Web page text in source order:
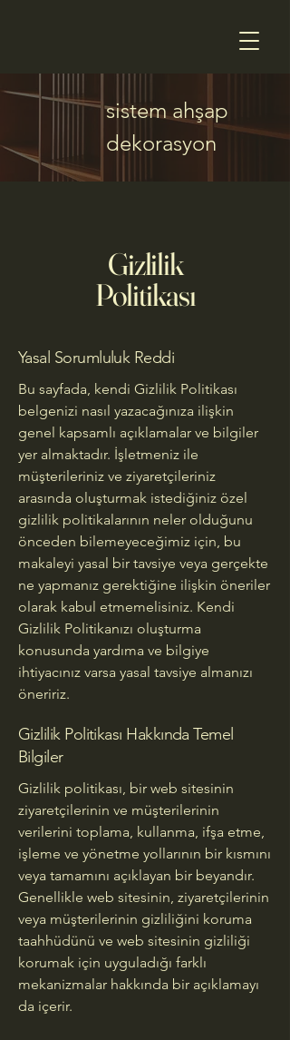
sistem ahşap
dekorasyon
Gizlilik
Politikası
Yasal Sorumluluk Reddi
Bu sayfada, kendi Gizlilik Politikası
belgenizi nasıl yazacağınıza ilişkin
genel kapsamlı açıklamalar ve bilgiler
yer almaktadır. İşletmeniz ile
müşterileriniz ve ziyaretçileriniz
arasında oluşturmak istediğiniz özel
gizlilik politikalarının neler olduğunu
önceden bilemeyeceğimiz için, bu
makaleyi yasal bir tavsiye veya gerçekte
ne yapmanız gerektiğine ilişkin öneriler
olarak kabul etmemelisiniz. Kendi
Gizlilik Politikanızı oluşturma
konusunda yardıma ve bilgiye
ihtiyacınız varsa yasal tavsiye almanızı
öneririz.
Gizlilik Politikası Hakkında Temel
Bilgiler
Gizlilik politikası, bir web sitesinin
ziyaretçilerinin ve müşterilerinin
verilerini toplama, kullanma, ifşa etme,
işleme ve yönetme yollarının bir kısmını
veya tamamını açıklayan bir beyandır.
Genellikle web sitesinin, ziyaretçilerinin
veya müşterilerinin gizliliğini koruma
taahhüdünü ve web sitesinin gizliliği
korumak için uyguladığı farklı
mekanizmalar hakkında bir açıklamayı
da içerir.